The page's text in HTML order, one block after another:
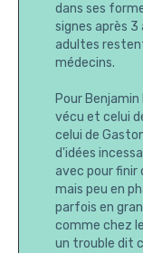
dans ses
signes après
adultes
médecins.
Pour
vécu et celui
celui de
d'idées
avec pour
mais peu en
parfois en
comme chez
un trouble dit